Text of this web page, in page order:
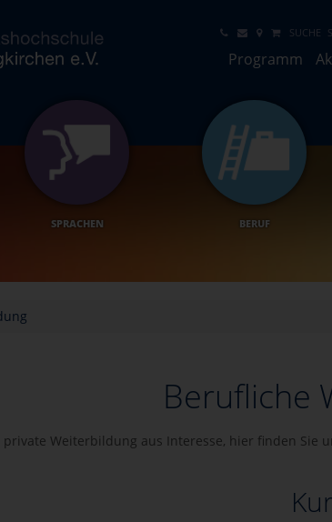
SUCHE
Programm
SPRACHEN BERUF
Berufliche
Weiterbildung aus Interesse, hier finden Sie